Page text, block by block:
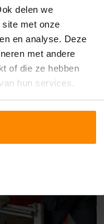
delen we
met onze
en analyse. Deze
met andere
of die ze hebben
hun services.